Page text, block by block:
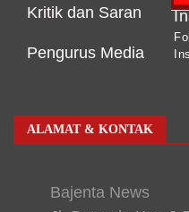
Kritik dan Saran
Pengurus Media
ALAMAT & KONTAK
Bajenta News